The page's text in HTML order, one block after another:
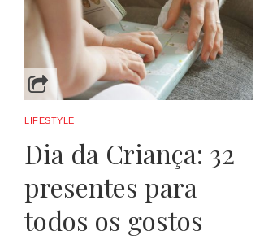
LUXWOMAN MAIO 23, 2026
LIFESTYLE
Dia da Criança: 32
presentes para
todos os gostos